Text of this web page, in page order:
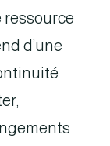
ressource
d’une